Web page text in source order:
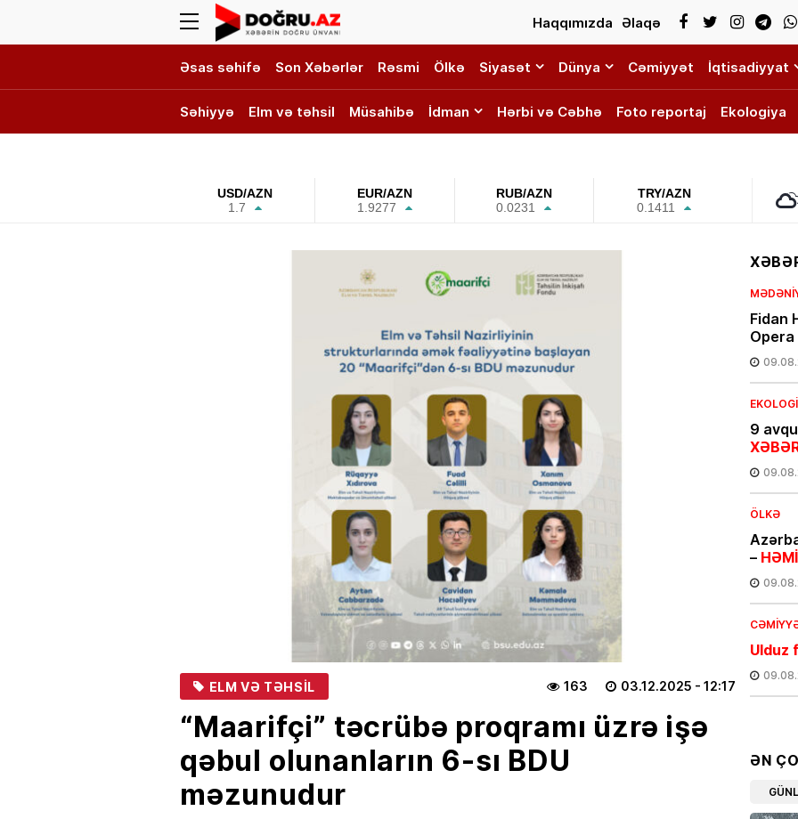
Haqqımızda Əlaqə
Əsas səhifə Son Xəbərlər Rəsmi Ölkə Siyasət Dünya Cəmiyyət İqtisadiyyat
Səhiyyə Elm və təhsil Müsahibə İdman Hərbi və Cəbhə Foto reportaj Ekologiya
USD/AZN
1.7
EUR/AZN
1.9277
RUB/AZN
0.0231
TRY/AZN
0.1411
ELM VƏ TƏHSIL 03.12.2025 - 12:17
163
“Maarifçi” təcrübə proqramı üzrə işə
qəbul olunanların 6-sı BDU
məzunudur
Fidan
Opera
9
ÖLKƏ
–
Ulduz
FOTO
ƏN